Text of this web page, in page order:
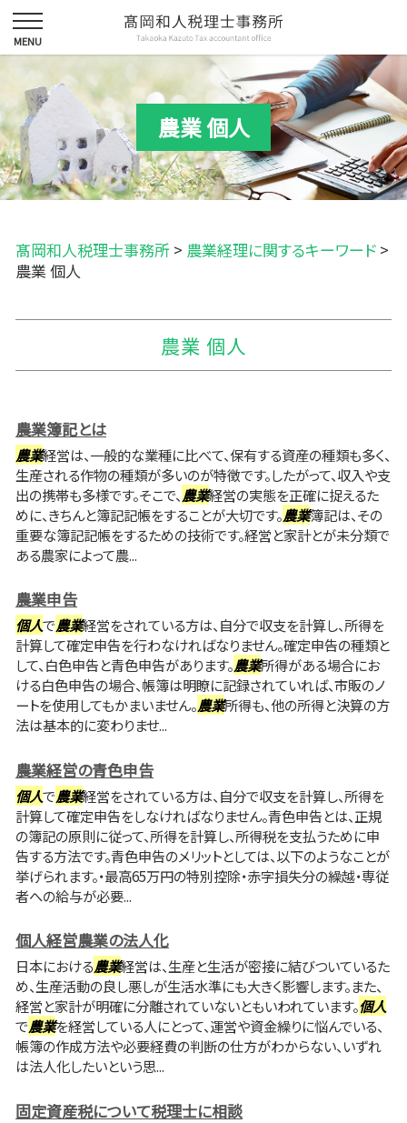
農業 個人
髙岡和人税理士事務所 > 農業経理に関するキーワード >
農業 個人
農業 個人
農業簿記とは
農業経営は、一般的な業種に比べて、保有する資産の種類も多く、
生産される作物の種類が多いのが特徴です。したがって、収入や支
出の携帯も多様です。そこで、農業経営の実態を正確に捉えるた
めに、きちんと簿記記帳をすることが大切です。農業簿記は、その
重要な簿記記帳をするための技術です。経営と家計とが未分類で
ある農家によって農...
農業申告
個人で農業経営をされている方は、自分で収支を計算し、所得を
計算して確定申告を行わなければなりません。確定申告の種類と
して、白色申告と青色申告があります。農業所得がある場合にお
ける白色申告の場合、帳簿は明瞭に記録されていれば、市販のノ
ートを使用してもかまいません。農業所得も、他の所得と決算の方
法は基本的に変わりませ...
農業経営の青色申告
個人で農業経営をされている方は、自分で収支を計算し、所得を
計算して確定申告をしなければなりません。青色申告とは、正規
の簿記の原則に従って、所得を計算し、所得税を支払うために申
告する方法です。青色申告のメリットとしては、以下のようなことが
挙げられます。・最高65万円の特別控除・赤字損失分の繰越・専従
者への給与が必要...
個人経営農業の法人化
日本における農業経営は、生産と生活が密接に結びついているた
め、生産活動の良し悪しが生活水準にも大きく影響します。また、
経営と家計が明確に分離されていないともいわれています。個人
で農業を経営している人にとって、運営や資金繰りに悩んでいる、
帳簿の作成方法や必要経費の判断の仕方がわからない、いずれ
は法人化したいという思...
固定資産税について税理士に相談